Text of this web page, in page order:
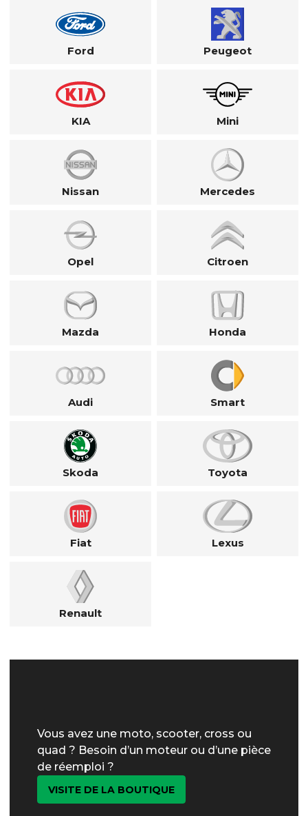
Ford Peugeot
KIA Mini
Nissan Mercedes
Opel Citroen
Mazda Honda
Audi Smart
Skoda Toyota
Fiat Lexus
Renault
Vous avez une moto, scooter, cross ou
quad ? Besoin d’un moteur ou d’une pièce
de réemploi ?
VISITE DE LA BOUTIQUE